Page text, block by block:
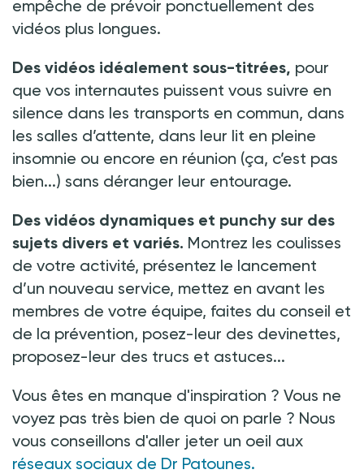
empêche de prévoir ponctuellement des
vidéos plus longues.
Des vidéos idéalement sous-titrées, pour
que vos internautes puissent vous suivre en
silence dans les transports en commun, dans
les salles d’attente, dans leur lit en pleine
insomnie ou encore en réunion (ça, c’est pas
bien...) sans déranger leur entourage.
Des vidéos dynamiques et punchy sur des
sujets divers et variés. Montrez les coulisses
de votre activité, présentez le lancement
d’un nouveau service, mettez en avant les
membres de votre équipe, faites du conseil et
de la prévention, posez-leur des devinettes,
proposez-leur des trucs et astuces...
Vous êtes en manque d'inspiration ? Vous ne
voyez pas très bien de quoi on parle ? Nous
vous conseillons d'aller jeter un oeil aux
réseaux sociaux de Dr Patounes.